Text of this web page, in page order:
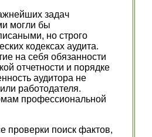
задач
могли бы
но строго
кодексах аудита.
на себя обязанности
отчетности и порядке
аудитора не
работодателя.
профессиональной
проверки поиск фактов,